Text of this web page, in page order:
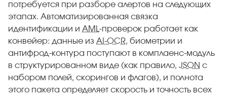
потребуется при разборе алертов на следующих
этапах. Автоматизированная связка
идентификации и AML -проверок работает как
конвейер: данные из AI-OCR, биометрии и
антифрод-контура поступают в комплаенс-модуль
в структурированном виде (как правило, JSON с
набором полей, скорингов и флагов), и полнота
этого пакета определяет скорость и точность всех